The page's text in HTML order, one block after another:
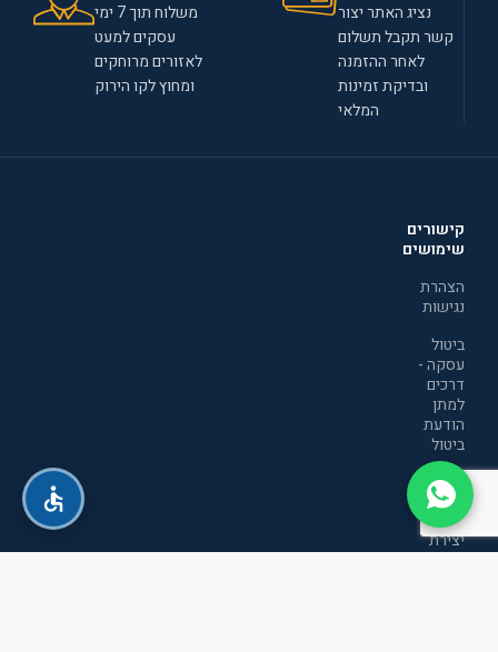
נציג האתר יצור
קשר תקבל תשלום
לאחר ההזמנה
ובדיקת זמינות
המלאי
משלוח תוך 7 ימי
עסקים למעט
לאזורים מרוחקים
ומחוץ לקו הירוק
קישורים
שימושים
הצהרת
נגישות
ביטול
עסקה -
דרכים
למתן
הודעת
ביטול
מדיניות
הפרטיות
יצירת